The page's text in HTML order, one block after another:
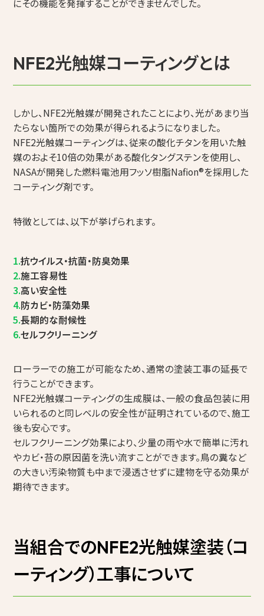
にその機能を発揮することができませんでした。
NFE2光触媒コーティングとは
しかし、NFE2光触媒が開発されたことにより、光があまり当
たらない箇所での効果が得られるようになりました。
NFE2光触媒コーティングは、従来の酸化チタンを用いた触
媒のおよそ10倍の効果がある酸化タングステンを使用し、
NASAが開発した燃料電池用フッソ樹脂Nafion®を採用した
コーティング剤です。
特徴としては、以下が挙げられます。
1.抗ウイルス・抗菌・防臭効果
2.施工容易性
3.高い安全性
4.防カビ・防藻効果
5.長期的な耐候性
6.セルフクリーニング
ローラーでの施工が可能なため、通常の塗装工事の延長で
行うことができます。
NFE2光触媒コーティングの生成膜は、一般の食品包装に用
いられるのと同レベルの安全性が証明されているので、施工
後も安心です。
セルフクリーニング効果により、少量の雨や水で簡単に汚れ
やカビ・苔の原因菌を洗い流すことができます。鳥の糞など
の大きい汚染物質も中まで浸透させずに建物を守る効果が
期待できます。
当組合でのNFE2光触媒塗装（コ
ーティング）工事について